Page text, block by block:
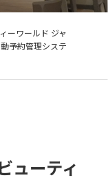
ーワールド ジャ
予約管理システ
ューティ